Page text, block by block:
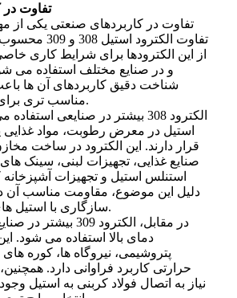
تفاوت در
تفاوت در کاربردهای صنعتی یکی از
تفاوت الکترود
از این الکترودها برای شرایط کاری
و در صنایع مختلف استفاده می
شناخت دقیق کاربردهای آن ها
مناسب تری برای پروژه انجام شود.
الکترود 308 بیشتر در صنایعی
استیل در معرض رطوبت، مواد غذایی
قرار دارند. این الکترود در ساخت
صنایع غذایی، تجهیزات لبنی، سینک
استنلس استیل و تجهیزات آشپزخانه
دلیل این موضوع، مقاومت مناسب آن
سازگاری با استیل های سری 304 است.
در مقابل، الکترود
دمای بالا استفاده می شود.
پتروشیمی، نیروگاه ها، کوره
حرارتی کاربرد فراوانی دارد.